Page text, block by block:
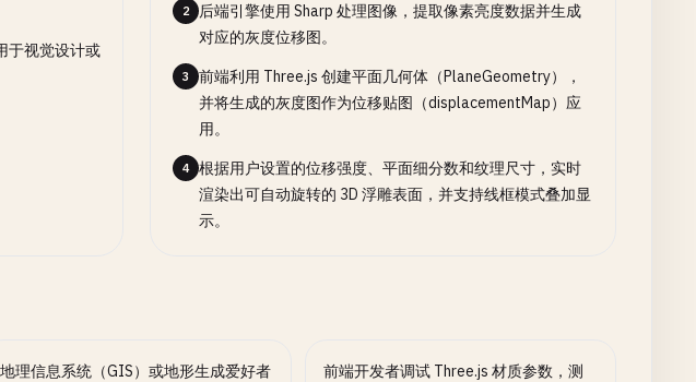
于视觉设计或
2
后端引擎使用 Sharp 处理图像，提取像素亮度数据并生成
对应的灰度位移图。
3
前端利用 Three.js 创建平面几何体（PlaneGeometry），
并将生成的灰度图作为位移贴图（displacementMap）应
用。
4
根据用户设置的位移强度、平面细分数和纹理尺寸，实时
渲染出可自动旋转的 3D 浮雕表面，并支持线框模式叠加显
示。
地理信息系统（GIS）或地形生成爱好者 前端开发者调试 Three.js 材质参数，测